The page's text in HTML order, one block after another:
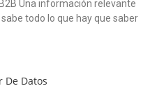
Una información relevante
todo lo que hay que saber